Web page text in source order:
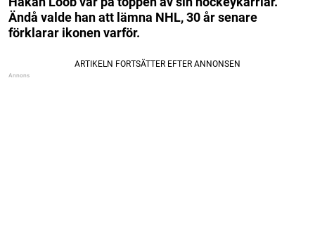
Ändå valde han att lämna NHL, 30 år senare
förklarar ikonen varför.